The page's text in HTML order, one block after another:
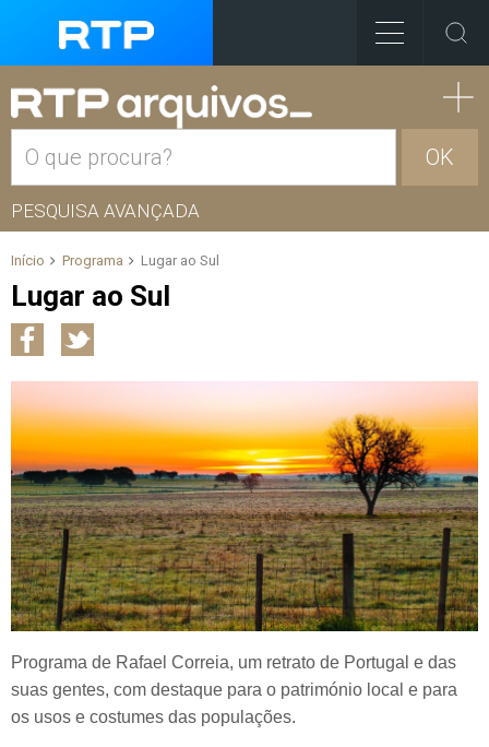
OK
PESQUISA AVANÇADA
Início Programa Lugar ao Sul
Lugar ao Sul
Programa de Rafael Correia, um retrato de Portugal e das
suas gentes, com destaque para o património local e para
os usos e costumes das populações.